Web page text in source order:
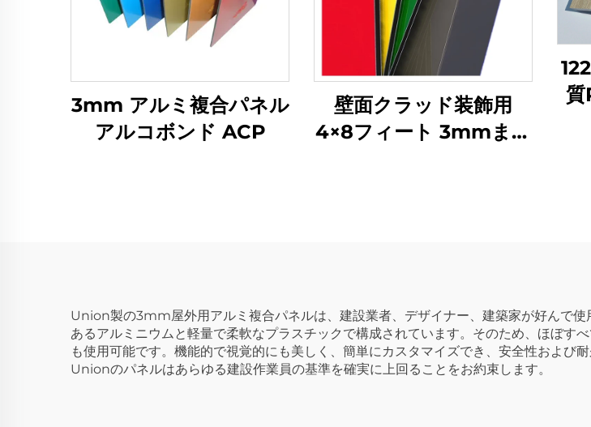
3mm アルミ複合パネル
アルコボンド ACP
壁面クラッド装飾用
4×8フィート 3mmまた
Union製の3mm屋外用アルミ複合パネルは、建設業者、デザイナー、建築家が好んで
あるアルミニウムと軽量で柔軟なプラスチックで構成されています。そのため、ほぼ
も使用可能です。機能的で視覚的にも美しく、簡単にカスタマイズでき、安全性および
Unionのパネルはあらゆる建設作業員の基準を確実に上回ることをお約束します。